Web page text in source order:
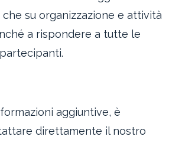
su organizzazione e attività
a rispondere a tutte le
aggiuntive, è
direttamente il nostro